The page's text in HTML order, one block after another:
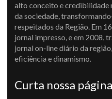
alto conceito e credibilidade
da sociedade,
respeitados da Região. Em
jornal impresso, e em 2008,
jornal on-line diário da
eficiência e dinamismo.
Curta nossa